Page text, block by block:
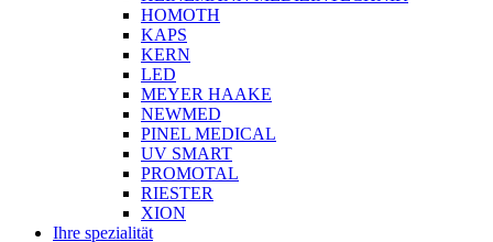
HOMOTH
KAPS
KERN
LED
MEYER HAAKE
NEWMED
PINEL MEDICAL
UV SMART
PROMOTAL
RIESTER
XION
Ihre spezialität